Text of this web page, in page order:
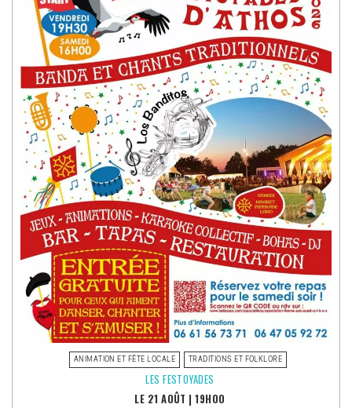
ANIMATION ET FÊTE LOCALE TRADITIONS ET FOLKLORE
LES FESTOYADES
LE 21 AOÛT |19H00